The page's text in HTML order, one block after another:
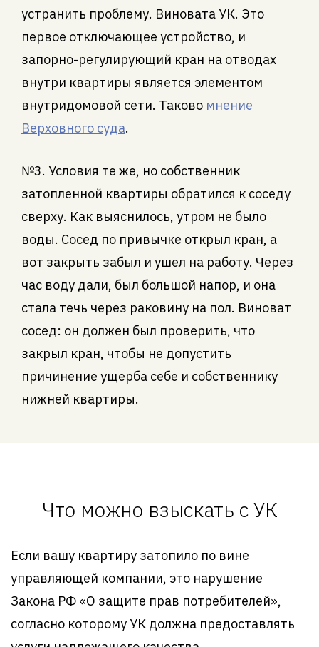
устранить проблему. Виновата УК. Это
первое отключающее устройство, и
запорно-регулирующий кран на отводах
внутри квартиры является элементом
внутридомовой сети. Таково мнение
Верховного суда.
№3. Условия те же, но собственник
затопленной квартиры обратился к соседу
сверху. Как выяснилось, утром не было
воды. Сосед по привычке открыл кран, а
вот закрыть забыл и ушел на работу. Через
час воду дали, был большой напор, и она
стала течь через раковину на пол. Виноват
сосед: он должен был проверить, что
закрыл кран, чтобы не допустить
причинение ущерба себе и собственнику
нижней квартиры.
Что можно взыскать с УК
Если вашу квартиру затопило по вине
управляющей компании, это нарушение
Закона РФ «О защите прав потребителей»,
согласно которому УК должна предоставлять